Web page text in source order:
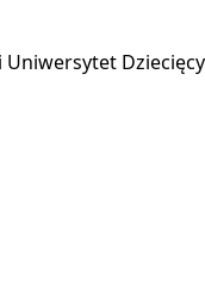
Uniwersytet Dziecięcy